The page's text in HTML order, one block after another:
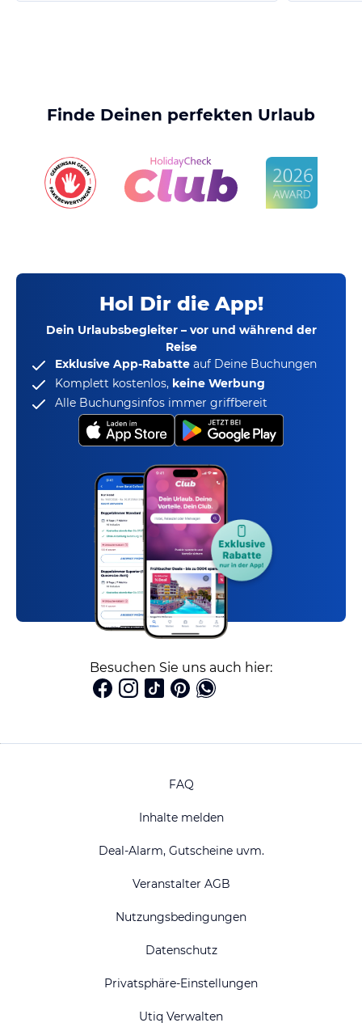
Finde Deinen perfekten Urlaub
Hol Dir die App!
Dein Urlaubsbegleiter – vor und während der
Reise
Exklusive App-Rabatte auf Deine Buchungen
Komplett kostenlos, keine Werbung
Alle Buchungsinfos immer griffbereit
Besuchen Sie uns auch hier:
FAQ
Inhalte melden
Deal-Alarm, Gutscheine uvm.
Veranstalter AGB
Nutzungsbedingungen
Datenschutz
Privatsphäre-Einstellungen
Utiq Verwalten